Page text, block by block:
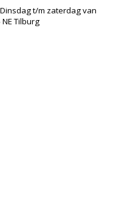
t/m zaterdag van
Tilburg